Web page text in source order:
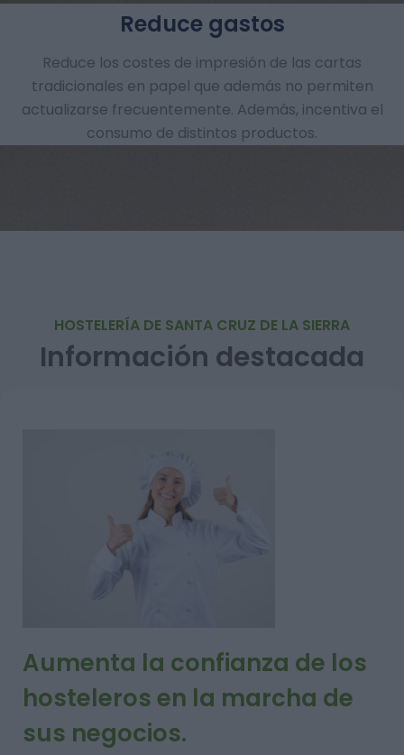
Reduce los costes de impresión de las cartas
tradicionales en papel que además no permiten
actualizarse frecuentemente. Además, incentiva el
consumo de distintos productos.
Reduce gastos
HOSTELERÍA DE SANTA CRUZ DE LA SIERRA
Información destacada
Aumenta la confianza de los
hosteleros en la marcha de
sus negocios.